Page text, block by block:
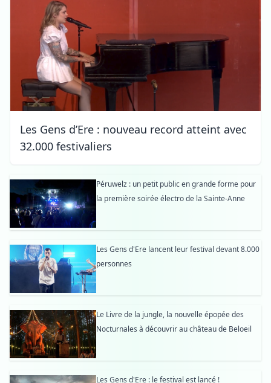
Les Gens d’Ere : nouveau record atteint avec
32.000 festivaliers
Péruwelz : un petit public en grande forme pour
la première soirée électro de la Sainte-Anne
Les Gens d'Ere lancent leur festival devant 8.000
personnes
Le Livre de la jungle, la nouvelle épopée des
Nocturnales à découvrir au château de Beloeil
Les Gens d'Ere : le festival est lancé !